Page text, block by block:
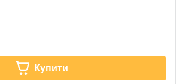
Купити